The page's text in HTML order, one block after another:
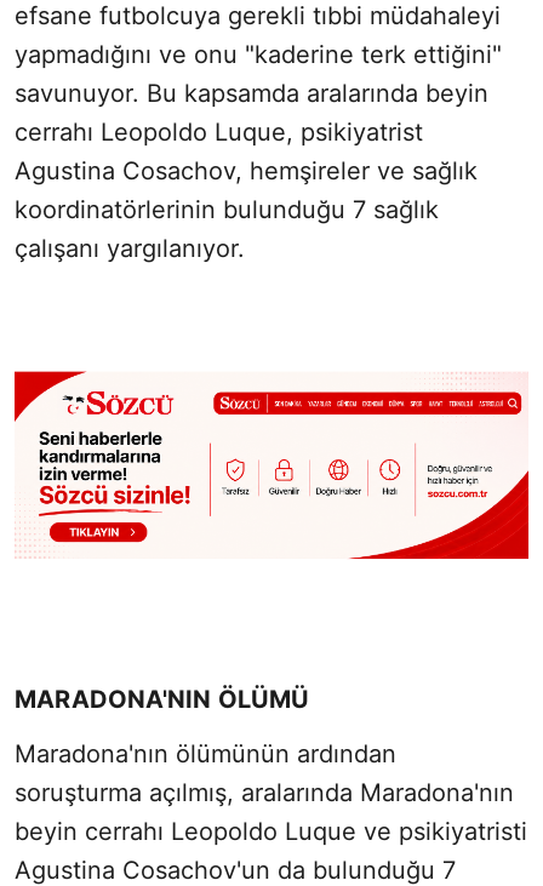
efsane futbolcuya gerekli tıbbi müdahaleyi
yapmadığını ve onu "kaderine terk ettiğini"
savunuyor. Bu kapsamda aralarında beyin
cerrahı Leopoldo Luque, psikiyatrist
Agustina Cosachov, hemşireler ve sağlık
koordinatörlerinin bulunduğu 7 sağlık
çalışanı yargılanıyor.
MARADONA'NIN ÖLÜMÜ
Maradona'nın ölümünün ardından
soruşturma açılmış, aralarında Maradona'nın
beyin cerrahı Leopoldo Luque ve psikiyatristi
Agustina Cosachov'un da bulunduğu 7